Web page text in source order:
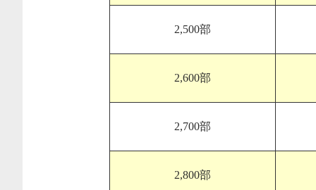
2,500部
2,600部
2,700部
2,800部